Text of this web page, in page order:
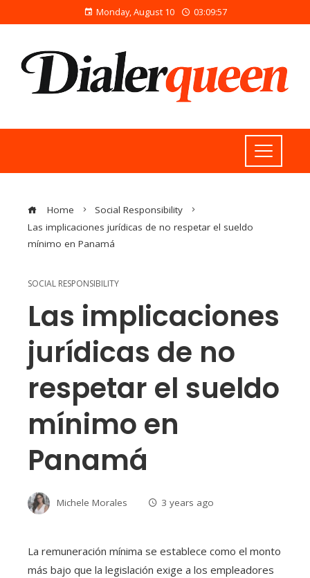
Monday, August 10 03:09:58
Home
Social Responsibility
Las implicaciones jurídicas de no respetar el sueldo
mínimo en Panamá
SOCIAL RESPONSIBILITY
Las implicaciones
jurídicas de no
respetar el sueldo
mínimo en
Panamá
Michele Morales 3 years ago
La remuneración mínima se establece como el monto
más bajo que la legislación exige a los empleadores